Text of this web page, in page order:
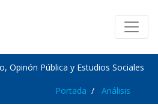
Opinón Pública y Estudios Sociales
Portada Análisis